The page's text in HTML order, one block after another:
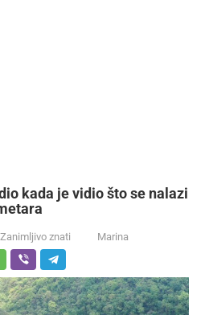
kada je vidio što se nalazi
Zanimljivo znati Marina